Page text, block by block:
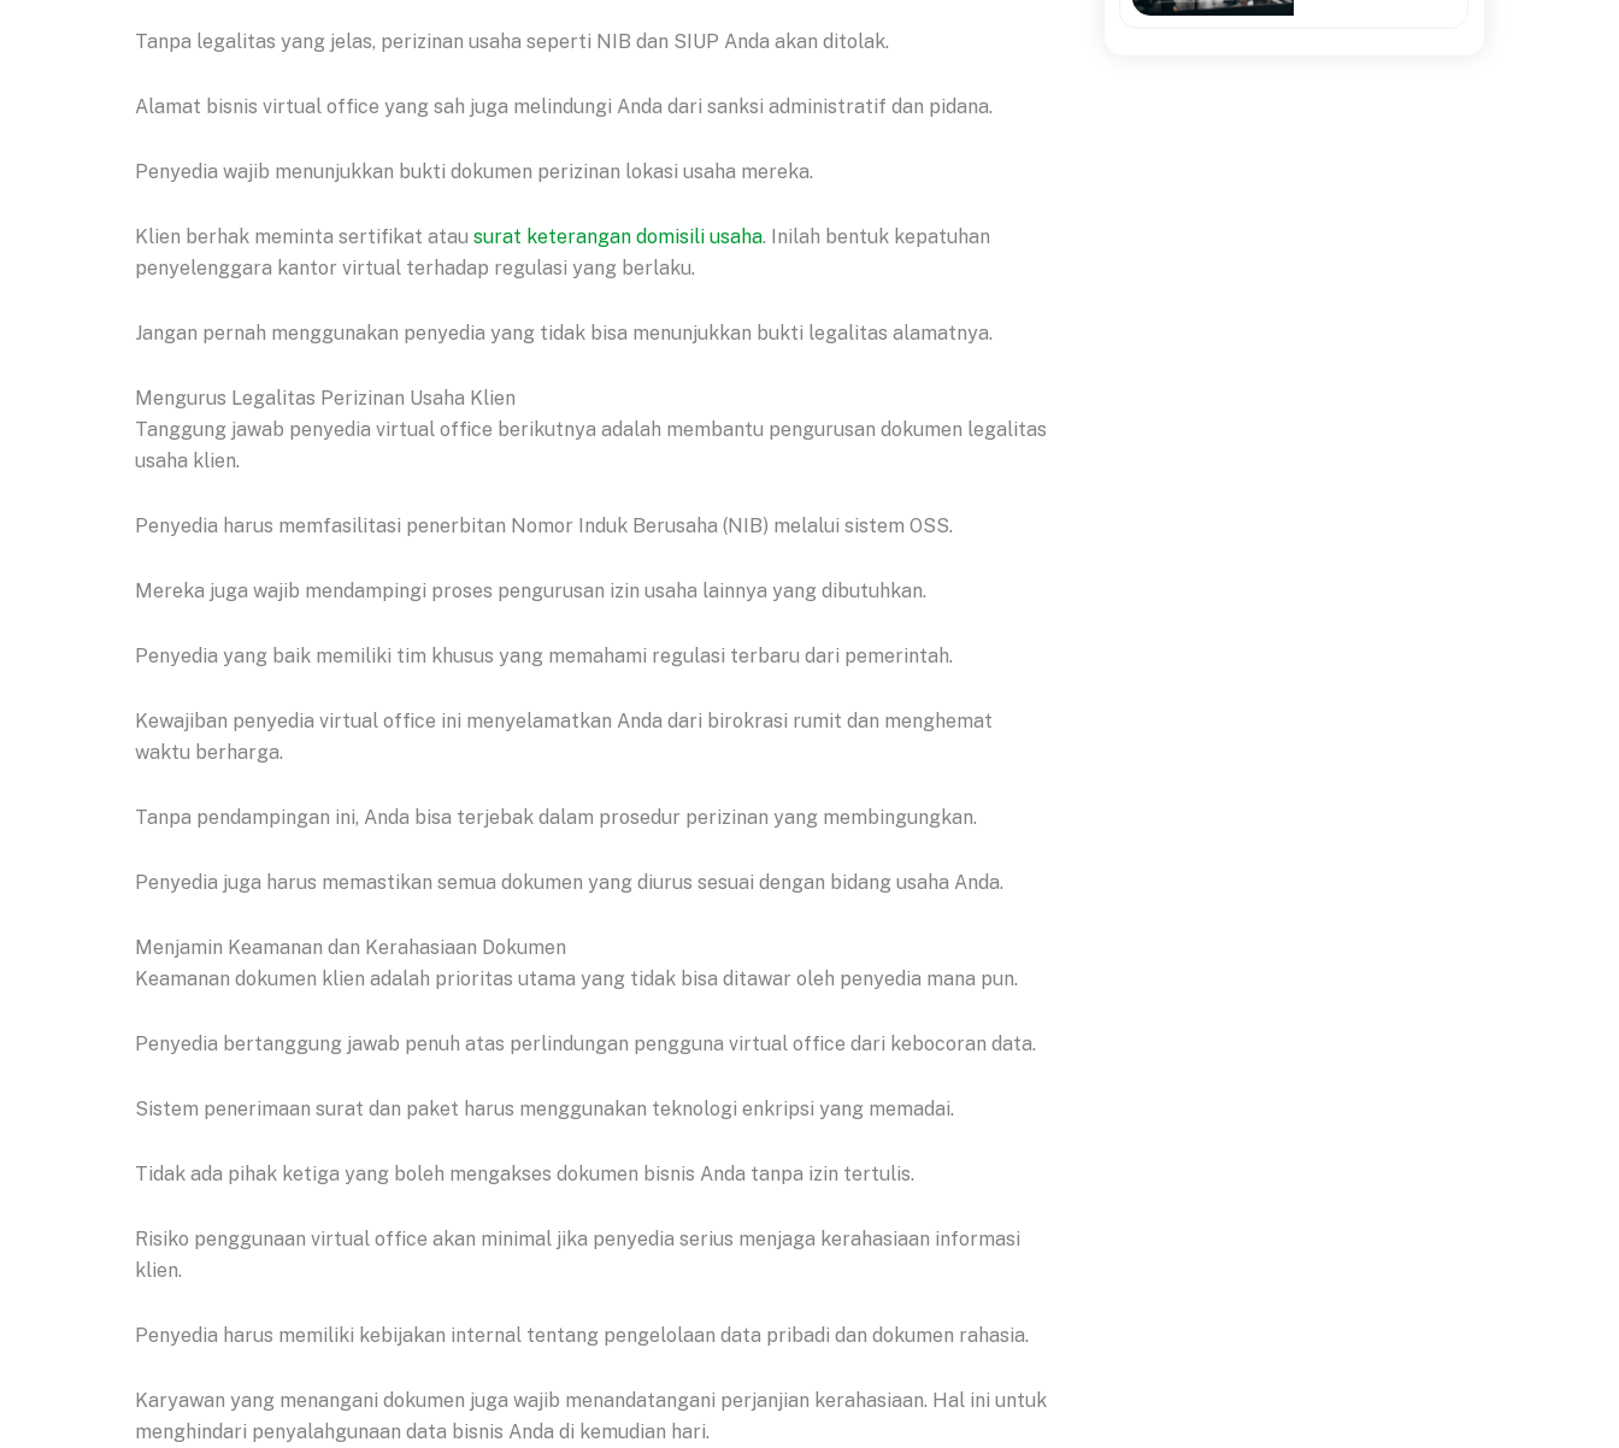
Tanpa legalitas yang jelas, perizinan usaha seperti NIB dan SIUP Anda akan ditolak.
Alamat bisnis virtual office yang sah juga melindungi Anda dari sanksi administratif dan pidana.
Penyedia wajib menunjukkan bukti dokumen perizinan lokasi usaha mereka.
Klien berhak meminta sertifikat atau surat keterangan domisili usaha. Inilah bentuk kepatuhan
penyelenggara kantor virtual terhadap regulasi yang berlaku.
Jangan pernah menggunakan penyedia yang tidak bisa menunjukkan bukti legalitas alamatnya.
Mengurus Legalitas Perizinan Usaha Klien
Tanggung jawab penyedia virtual office berikutnya adalah membantu pengurusan dokumen legalitas
usaha klien.
Penyedia harus memfasilitasi penerbitan Nomor Induk Berusaha (NIB) melalui sistem OSS.
Mereka juga wajib mendampingi proses pengurusan izin usaha lainnya yang dibutuhkan.
Penyedia yang baik memiliki tim khusus yang memahami regulasi terbaru dari pemerintah.
Kewajiban penyedia virtual office ini menyelamatkan Anda dari birokrasi rumit dan menghemat
waktu berharga.
Tanpa pendampingan ini, Anda bisa terjebak dalam prosedur perizinan yang membingungkan.
Penyedia juga harus memastikan semua dokumen yang diurus sesuai dengan bidang usaha Anda.
Menjamin Keamanan dan Kerahasiaan Dokumen
Keamanan dokumen klien adalah prioritas utama yang tidak bisa ditawar oleh penyedia mana pun.
Penyedia bertanggung jawab penuh atas perlindungan pengguna virtual office dari kebocoran data.
Sistem penerimaan surat dan paket harus menggunakan teknologi enkripsi yang memadai.
Tidak ada pihak ketiga yang boleh mengakses dokumen bisnis Anda tanpa izin tertulis.
Risiko penggunaan virtual office akan minimal jika penyedia serius menjaga kerahasiaan informasi
klien.
Penyedia harus memiliki kebijakan internal tentang pengelolaan data pribadi dan dokumen rahasia.
Karyawan yang menangani dokumen juga wajib menandatangani perjanjian kerahasiaan. Hal ini untuk
menghindari penyalahgunaan data bisnis Anda di kemudian hari.